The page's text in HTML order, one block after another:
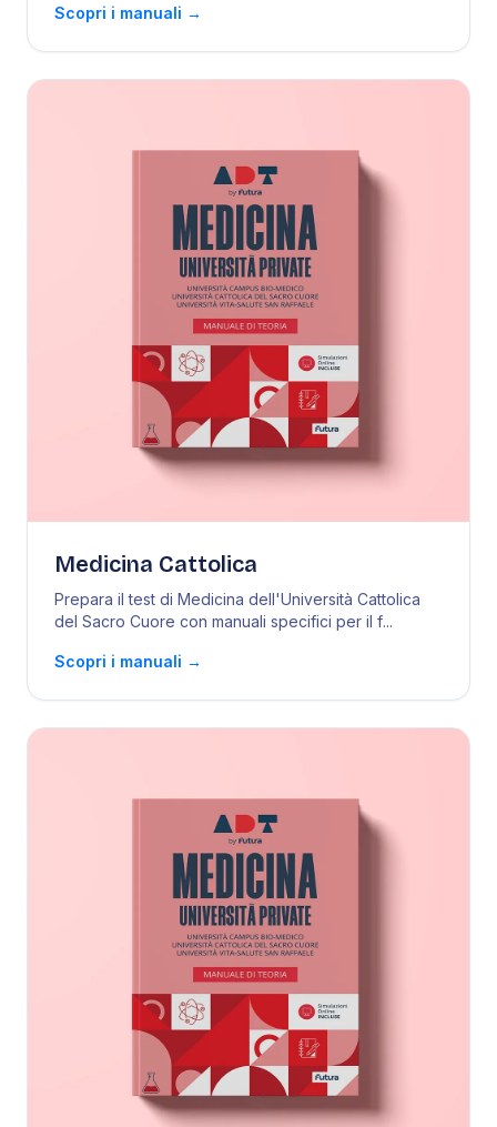
Scopri i manuali →
Medicina Cattolica
Prepara il test di Medicina dell'Università Cattolica
del Sacro Cuore con manuali specifici per il f...
Scopri i manuali →